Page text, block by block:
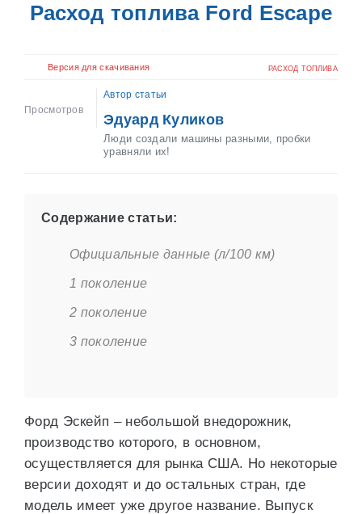
Расход топлива Ford Escape
Версия для скачивания РАСХОД ТОПЛИВА
Просмотров
Автор статьи
Эдуард Куликов
Люди создали машины разными, пробки
уравняли их!
Содержание статьи:
Официальные данные (л/100 км)
1 поколение
2 поколение
3 поколение
Форд Эскейп – небольшой внедорожник,
производство которого, в основном,
осуществляется для рынка США. Но некоторые
версии доходят и до остальных стран, где
модель имеет уже другое название. Выпуск